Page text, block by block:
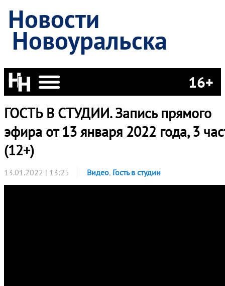
Новости
Новоуральска
16+
ГОСТЬ В СТУДИИ. Запись прямого
эфира от 13 января 2022 года, 3
(12+)
13.01.2022 | 13:25 Видео, Гость в студии